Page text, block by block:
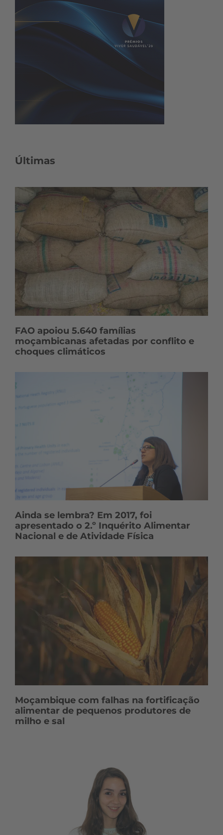
Últimas
FAO apoiou 5.640 famílias
moçambicanas afetadas por conflito e
choques climáticos
Ainda se lembra? Em 2017, foi
apresentado o 2.º Inquérito Alimentar
Nacional e de Atividade Física
Moçambique com falhas na fortificação
alimentar de pequenos produtores de
milho e sal